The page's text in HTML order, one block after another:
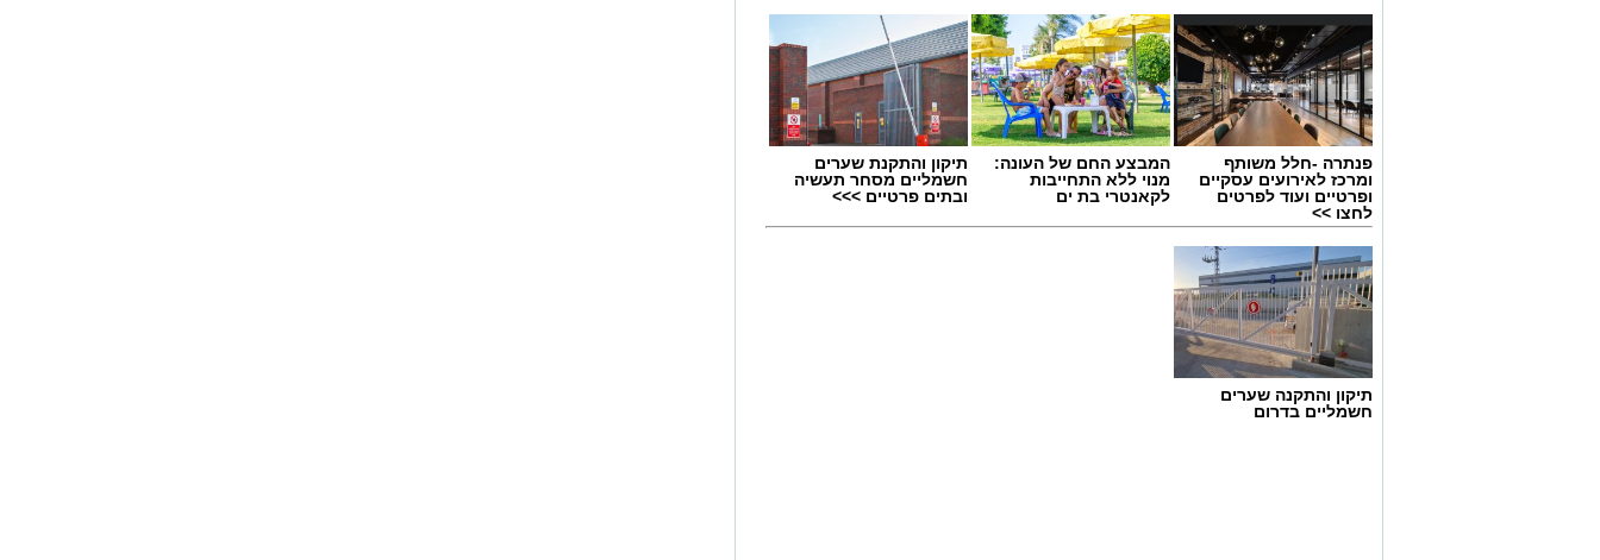
פנתרה -חלל משותף
ומרכז לאירועים עסקיים
ופרטיים ועוד לפרטים
לחצו >>
המבצע החם של העונה:
מנוי ללא התחייבות
לקאנטרי בת ים
תיקון והתקנת שערים
חשמליים מסחר תעשיה
ובתים פרטיים >>>
תיקון והתקנה שערים
חשמליים בדרום